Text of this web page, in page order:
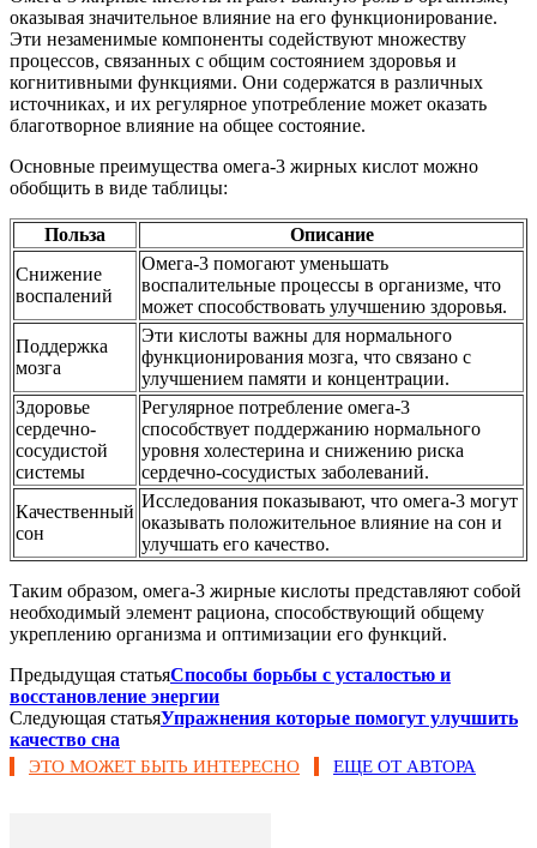
оказывая значительное влияние на его функционирование.
Эти незаменимые компоненты содействуют множеству
процессов, связанных с общим состоянием здоровья и
когнитивными функциями. Они содержатся в различных
источниках, и их регулярное употребление может оказать
благотворное влияние на общее состояние.
Основные преимущества омега-3 жирных кислот можно
обобщить в виде таблицы:
Польза
Описание
Снижение
воспалений
Омега-3 помогают уменьшать
воспалительные процессы в организме, что
может способствовать улучшению здоровья.
Поддержка
мозга
Эти кислоты важны для нормального
функционирования мозга, что связано с
улучшением памяти и концентрации.
Здоровье
сердечно-
сосудистой
системы
Регулярное потребление омега-3
способствует поддержанию нормального
уровня холестерина и снижению риска
сердечно-сосудистых заболеваний.
Качественный
сон
Исследования показывают, что омега-3 могут
оказывать положительное влияние на сон и
улучшать его качество.
Таким образом, омега-3 жирные кислоты представляют собой
необходимый элемент рациона, способствующий общему
укреплению организма и оптимизации его функций.
Предыдущая статьяСпособы борьбы с усталостью и
восстановление энергии
Следующая статьяУпражнения которые помогут улучшить
качество сна
ЭТО МОЖЕТ БЫТЬ ИНТЕРЕСНО ЕЩЕ ОТ АВТОРА